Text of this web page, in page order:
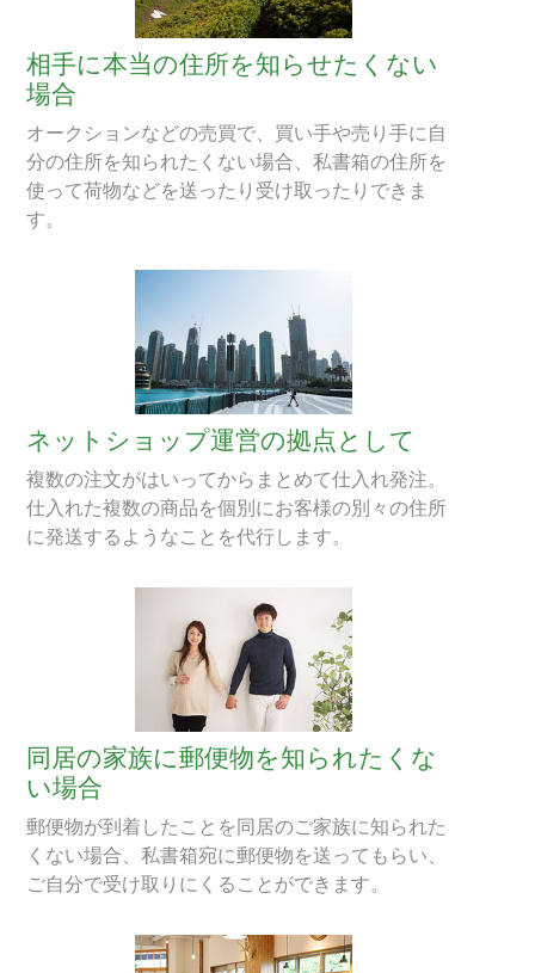
相手に本当の住所を知らせたくない
場合
オークションなどの売買で、買い手や売り手に自
分の住所を知られたくない場合、私書箱の住所を
使って荷物などを送ったり受け取ったりできま
す。
ネットショップ運営の拠点として
複数の注文がはいってからまとめて仕入れ発注。
仕入れた複数の商品を個別にお客様の別々の住所
に発送するようなことを代行します。
同居の家族に郵便物を知られたくな
い場合
郵便物が到着したことを同居のご家族に知られた
くない場合、私書箱宛に郵便物を送ってもらい、
ご自分で受け取りにくることができます。